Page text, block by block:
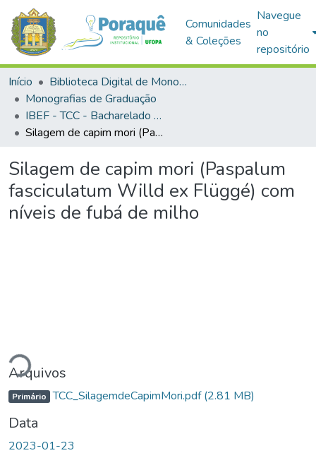
Comunidades
& Coleções
Navegue
no
repositório
Início
Biblioteca Digital de Monografias (BDM)
Monografias de Graduação
IBEF - TCC - Bacharelado em Zootecnia
Silagem de capim mori (Paspalum fasciculatum Willd ex Flüggé) com níveis de fubá de milho
Silagem de capim mori (Paspalum
fasciculatum Willd ex Flüggé) com
níveis de fubá de milho
Arquivos
Primário TCC_SilagemdeCapimMori.pdf(2.81 MB)
Data
2023-01-23